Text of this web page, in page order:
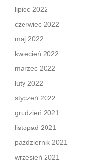
lipiec 2022
czerwiec 2022
maj 2022
kwiecień 2022
marzec 2022
luty 2022
styczeń 2022
grudzień 2021
listopad 2021
październik 2021
wrzesień 2021